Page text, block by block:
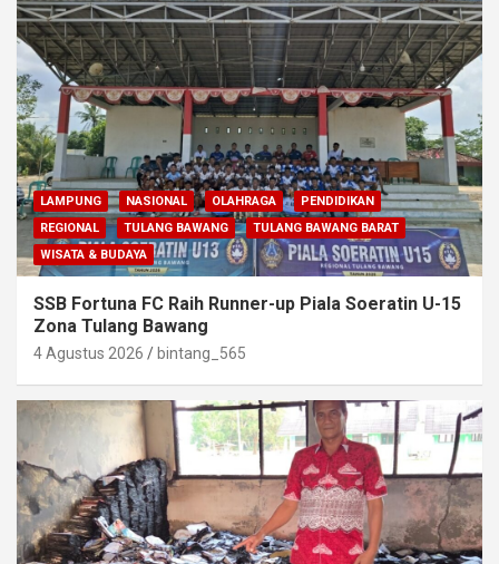
LAMPUNG NASIONAL OLAHRAGA
PENDIDIKAN
REGIONAL
TULANG BAWANG
TULANG BAWANG BARAT
WISATA & BUDAYA
SSB Fortuna FC Raih Runner-up Piala Soeratin U-15
Zona Tulang Bawang
4 Agustus 2026 bintang_565